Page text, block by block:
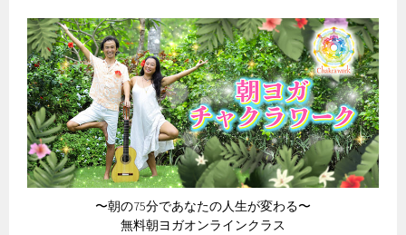
〜朝の75分であなたの人生が変わる〜
無料朝ヨガオンラインクラス